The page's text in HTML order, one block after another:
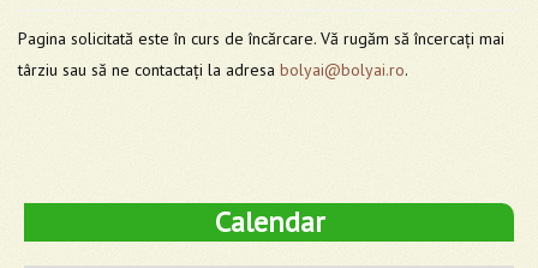
Pagina solicitată este în curs de încărcare. Vă rugăm să încercați mai
târziu sau să ne contactați la adresa bolyai@bolyai.ro.
Calendar